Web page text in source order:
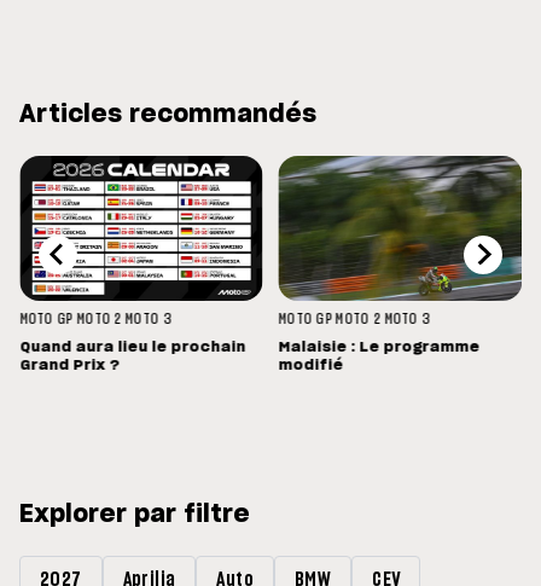
Articles recommandés
MOTO GP MOTO 2 MOTO 3
Quand aura lieu le prochain
Grand Prix ?
MOTO GP MOTO 2 MOTO 3
Malaisie : Le programme
modifié
Explorer par filtre
2027 Aprilia Auto BMW CEV